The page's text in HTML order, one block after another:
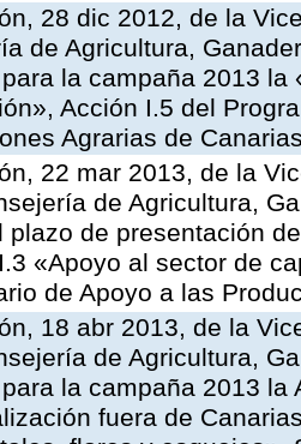
28 dic 2012, de la
de Agricultura,
la campaña 2013
Acción I.5 del
Agrarias de
22 mar 2013, de la
de Agricultura,
plazo de presentación
«Apoyo al sector de
de Apoyo a las
18 abr 2013, de la
de Agricultura,
la campaña 2013 la
fuera de